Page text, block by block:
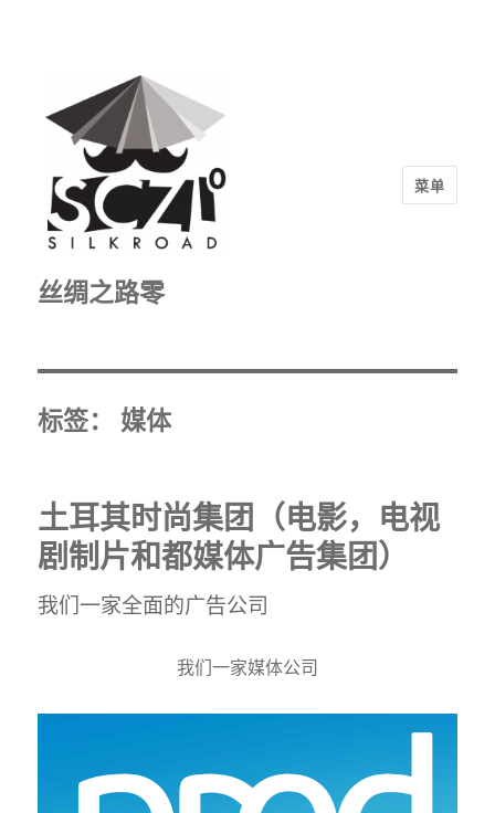
丝绸之路零
菜单
标签： 媒体
土耳其时尚集团（电影，电视
剧制片和都媒体广告集团）
我们一家全面的广告公司
我们一家媒体公司